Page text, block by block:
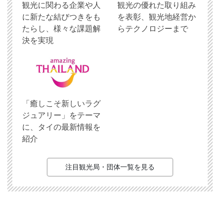
観光に関わる企業や人
に新たな結びつきをも
たらし、様々な課題解
決を実現
観光の優れた取り組み
を表彰、観光地経営か
らテクノロジーまで
「癒しこそ新しいラグ
ジュアリー」をテーマ
に、タイの最新情報を
紹介
注目観光局・団体一覧を見る